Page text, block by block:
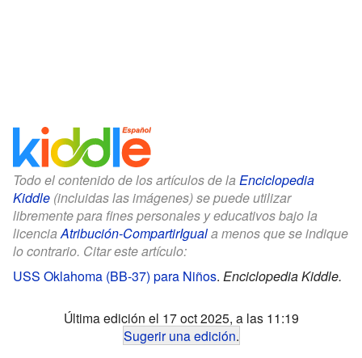
Todo el contenido de los artículos de la Enciclopedia
Kiddle (incluidas las imágenes) se puede utilizar
libremente para fines personales y educativos bajo la
licenciaAtribución-CompartirIguala menos que se indique
lo contrario. Citar este artículo:
USS Oklahoma (BB-37) para Niños. Enciclopedia Kiddle.
Última edición el 17 oct 2025, a las 11:19
Sugerir una edición.